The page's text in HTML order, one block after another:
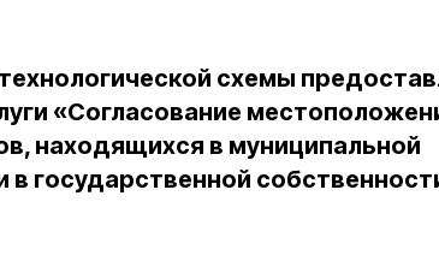
схемы
«Согласование
находящихся в муниципальной
в государственной